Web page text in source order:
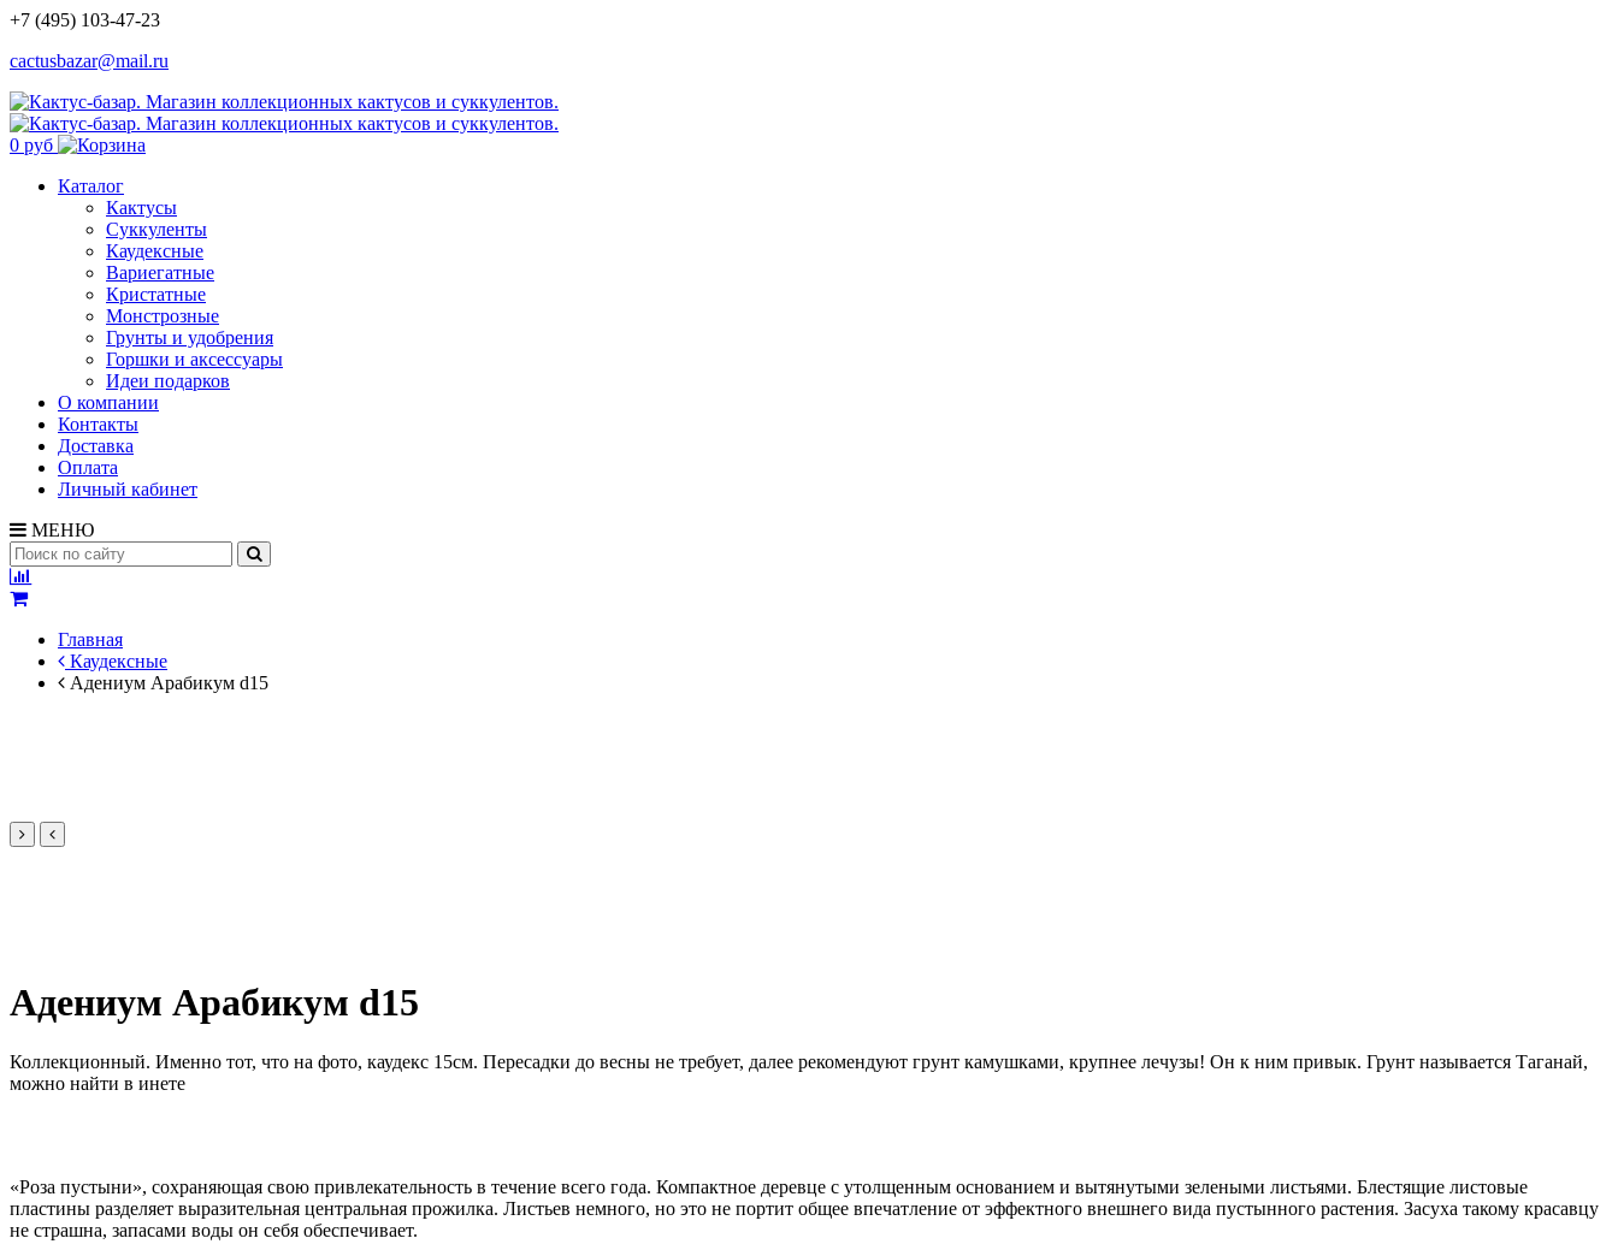
+7 (495) 103-47-23
cactusbazar@mail.ru
0 руб
Каталог
Кактусы
Суккуленты
Каудексные
Вариегатные
Кристатные
Монстрозные
Грунты и удобрения
Горшки и аксессуары
Идеи подарков
О компании
Контакты
Доставка
Оплата
Личный кабинет
МЕНЮ
Главная
Каудексные
Адениум Арабикум d15
Адениум Арабикум d15
Коллекционный. Именно тот, что на фото, каудекс 15см. Пересадки до весны не требует, далее рекомендуют грунт камушками, крупнее лечузы! Он к ним привык. Грунт называется Таганай,
можно найти в инете
«Роза пустыни», сохраняющая свою привлекательность в течение всего года. Компактное деревце с утолщенным основанием и вытянутыми зелеными листьями. Блестящие листовые
пластины разделяет выразительная центральная прожилка. Листьев немного, но это не портит общее впечатление от эффектного внешнего вида пустынного растения. Засуха такому красавцу
не страшна, запасами воды он себя обеспечивает.